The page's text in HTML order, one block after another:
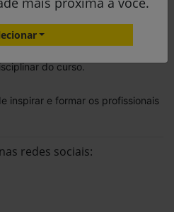
que nos escolheram para
do curso.
inspirar e formar os profissionais
redes sociais: